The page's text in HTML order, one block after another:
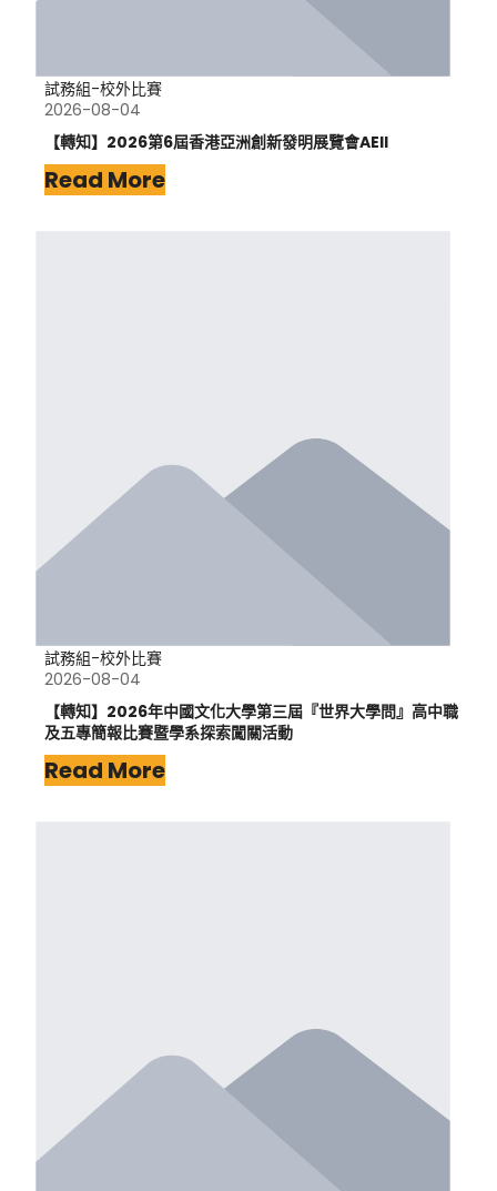
試務組-校外比賽
2026-08-04
【轉知】2026第6屆香港亞洲創新發明展覽會AEII
Read More
試務組-校外比賽
2026-08-04
【轉知】2026年中國文化大學第三屆『世界大學問』高中職
及五專簡報比賽暨學系探索闖關活動
Read More